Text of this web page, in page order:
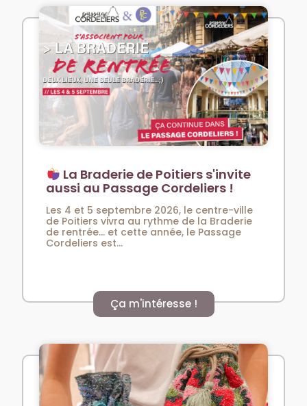
La Braderie de Poitiers s'invite
aussi au Passage Cordeliers !
Les 4 et 5 septembre 2026, le centre-ville
de Poitiers vivra au rythme de la Braderie
de rentrée… et cette année, le Passage
Cordeliers est...
Ça m'intéresse !